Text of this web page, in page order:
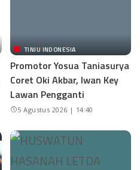
TINJU INDONESIA
Promotor Yosua Taniasurya
Coret Oki Akbar, Iwan Key
Lawan Pengganti
5 Agustus 2026 | 14:40